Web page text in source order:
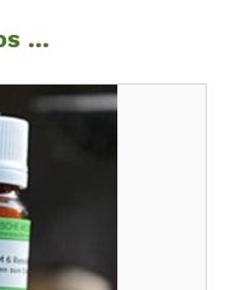
...